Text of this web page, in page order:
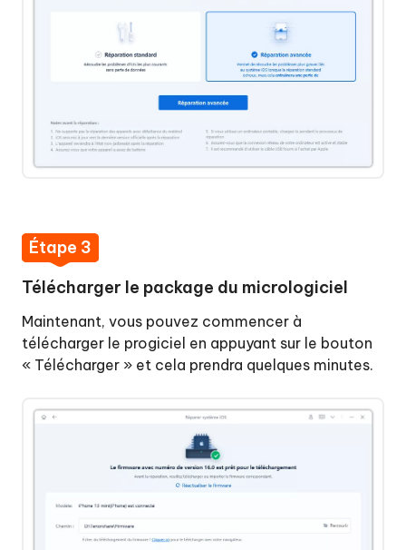
Étape 3
Télécharger le package du micrologiciel
Maintenant, vous pouvez commencer à
télécharger le progiciel en appuyant sur le bouton
« Télécharger » et cela prendra quelques minutes.